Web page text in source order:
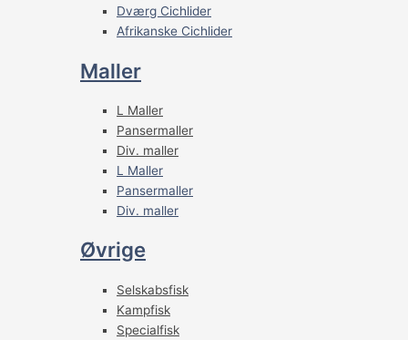
Dværg Cichlider
Afrikanske Cichlider
Maller
L Maller
Pansermaller
Div. maller
L Maller
Pansermaller
Div. maller
Øvrige
Selskabsfisk
Kampfisk
Specialfisk